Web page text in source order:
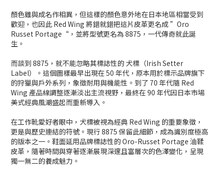
顏色雖與成名作相異，但這樣的顏色意外地在日本地區相當受到
歡迎，也因此 Red Wing 將錯就錯把這片皮革更名成 ”Oro
Russet Portage“，並將型號更名為 8875，一代傳奇就此誕
生。
而談到 8875，就不能忽略其標誌性的 犬標（Irish Setter
Label）。這個圖樣最早出現在 50 年代，原本用於標示品牌旗下
的狩獵與戶外系列，象徵耐用與機能性。到了 70 年代隨 Red
Wing 產品線調整逐漸淡出主流視野，最終在 90 年代因日本市場
美式經典風潮盛起而重新導入。
在工作靴愛好者眼中，犬標被視為經典 Red Wing 的重要象徵，
更是與歷史連結的符號。現行 8875 保留此細節，成為識別度極高
的版本之一。鞋面延用品牌標誌性的 Oro-Russet Portage 油鞣
皮革，隨著時間與穿著逐漸展現深邃且富層次的色澤變化，呈現
獨一無二的養成魅力。